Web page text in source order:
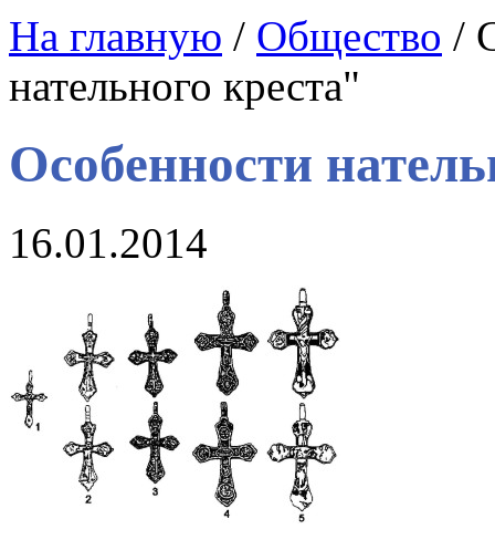
На главную / Общество /
нательного креста"
Особенности
16.01.2014